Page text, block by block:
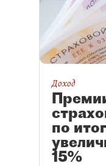
Доход
по
15%